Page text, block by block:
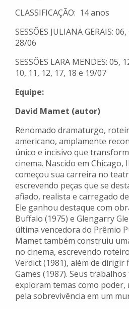
CLASSIFICAÇÃO: 14 anos
SESSÕES JULIANA GERAIS:
28/06
SESSÕES LARA MENDES: 05,
10, 11, 12, 17, 18 e 19/07
Equipe:
David Mamet (autor)
Renomado dramaturgo,
americano, amplamente
único e incisivo que
cinema. Nascido em Chicago,
começou sua carreira no
escrevendo peças que se
afiado, realista e carregado
Ele ganhou destaque com
Buffalo (1975) e Glengarry
última vencedora do Prêmio
Mamet também construiu
no cinema, escrevendo
Verdict (1981), além de dirigir
Games (1987). Seus
exploram temas como poder,
pela sobrevivência em um